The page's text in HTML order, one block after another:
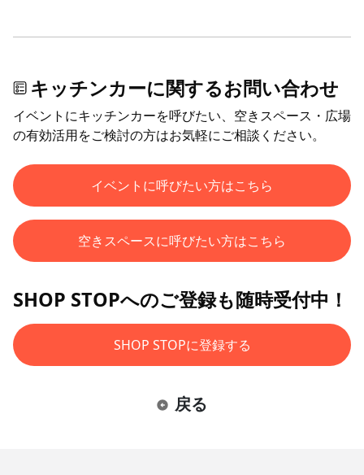
キッチンカーに関するお問い合わせ
イベントにキッチンカーを呼びたい、空きスペース・広場
の有効活用をご検討の方はお気軽にご相談ください。
イベントに呼びたい方はこちら
空きスペースに呼びたい方はこちら
SHOP STOPへのご登録も随時受付中！
SHOP STOPに登録する
戻る